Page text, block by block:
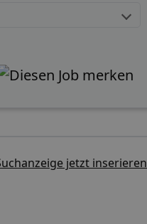
jetzt inserieren